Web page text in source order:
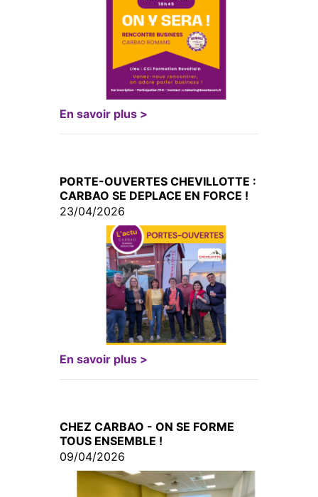
En savoir plus >
PORTE-OUVERTES CHEVILLOTTE :
CARBAO SE DEPLACE EN FORCE !
23/04/2026
En savoir plus >
CHEZ CARBAO - ON SE FORME
TOUS ENSEMBLE !
09/04/2026